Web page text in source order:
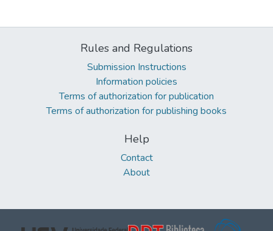
Rules and Regulations
Submission Instructions
Information policies
Terms of authorization for publication
Terms of authorization for publishing books
Help
Contact
About